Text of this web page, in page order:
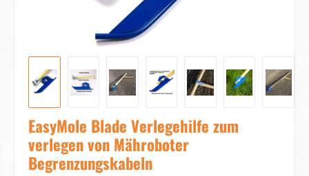
EasyMole Blade Verlegehilfe zum
verlegen von Mähroboter
Begrenzungskabeln